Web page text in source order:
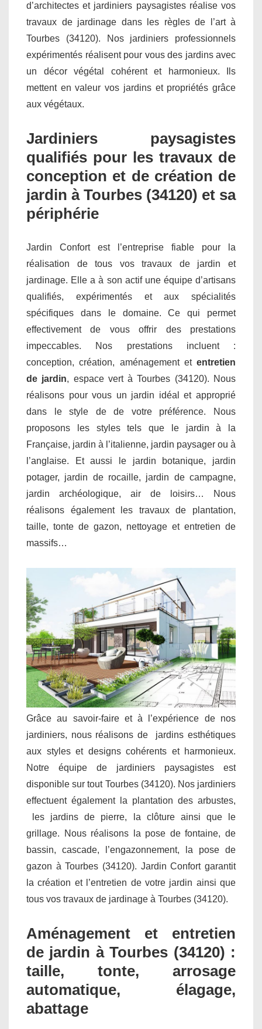
d’architectes et jardiniers paysagistes réalise vos
travaux de jardinage dans les règles de l’art à
Tourbes (34120). Nos jardiniers professionnels
expérimentés réalisent pour vous des jardins avec
un décor végétal cohérent et harmonieux. Ils
mettent en valeur vos jardins et propriétés grâce
aux végétaux.
Jardiniers paysagistes
qualifiés pour les travaux de
conception et de création de
jardin à Tourbes (34120) et sa
périphérie
Jardin Confort est l’entreprise fiable pour la
réalisation de tous vos travaux de jardin et
jardinage. Elle a à son actif une équipe d’artisans
qualifiés, expérimentés et aux spécialités
spécifiques dans le domaine. Ce qui permet
effectivement de vous offrir des prestations
impeccables. Nos prestations incluent :
conception, création, aménagement et entretien
de jardin, espace vert à Tourbes (34120). Nous
réalisons pour vous un jardin idéal et approprié
dans le style de de votre préférence. Nous
proposons les styles tels que le jardin à la
Française, jardin à l’italienne, jardin paysager ou à
l’anglaise. Et aussi le jardin botanique, jardin
potager, jardin de rocaille, jardin de campagne,
jardin archéologique, air de loisirs… Nous
réalisons également les travaux de plantation,
taille, tonte de gazon, nettoyage et entretien de
massifs…
Grâce au savoir-faire et à l’expérience de nos
jardiniers, nous réalisons de jardins esthétiques
aux styles et designs cohérents et harmonieux.
Notre équipe de jardiniers paysagistes est
disponible sur tout Tourbes (34120). Nos jardiniers
effectuent également la plantation des arbustes,
les jardins de pierre, la clôture ainsi que le
grillage. Nous réalisons la pose de fontaine, de
bassin, cascade, l’engazonnement, la pose de
gazon à Tourbes (34120). Jardin Confort garantit
la création et l’entretien de votre jardin ainsi que
tous vos travaux de jardinage à Tourbes (34120).
Aménagement et entretien
de jardin à Tourbes (34120) :
taille, tonte, arrosage
automatique, élagage,
abattage